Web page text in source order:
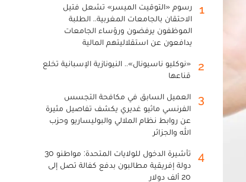
1
رسوم «التوقيت الميسر» تشعل فتيل
الاحتقان بالجامعات المغربية.. الطلبة
الموظفون يرفضون ورؤساء الجامعات
يدافعون عن استقلاليتهم المالية
2
«نوكليو ناسيونال».. النيونازية الإسبانية تخلع
قناعها
3
العميل السابق في مكافحة التجسس
الفرنسي ماثيو غديري يكشف تفاصيل مثيرة
عن روابط نظام الملالي والبوليساريو وحزب
الله والجزائر
4
تأشيرة الدخول للولايات المتحدة: مواطنو 30
دولة إفريقية مطالبون بدفع كفالة تصل إلى
20 ألف دولار